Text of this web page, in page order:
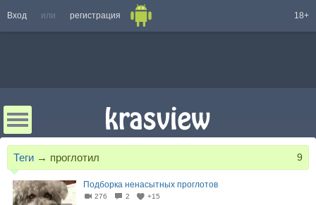
Вход или регистрация 18+
Теги → проглотил 9
Подборка ненасытных проглотов
276 2 +15